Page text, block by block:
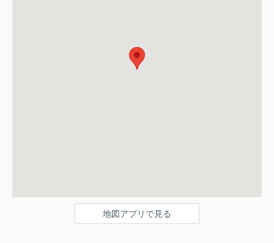
地図アプリで見る